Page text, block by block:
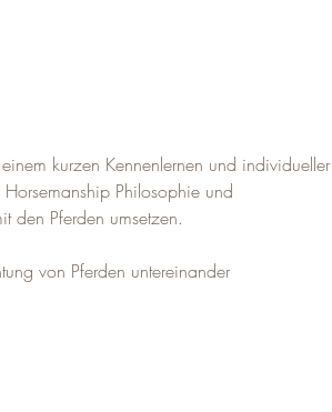
kurzen Kennenlernen und individueller
Philosophie und
den Pferden umsetzen.
von Pferden untereinander